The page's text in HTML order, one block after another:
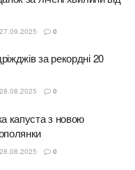
27.09.2025 0
за рекордні 20
28.08.2025 0
капуста з новою
28.08.2025 0